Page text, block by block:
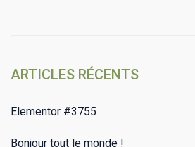
ARTICLES RÉCENTS
Elementor #3755
Bonjour tout le monde !